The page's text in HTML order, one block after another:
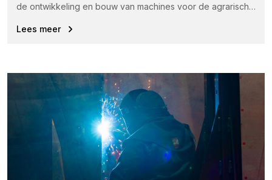
de ontwikkeling en bouw van machines voor de agrarische
Lees meer